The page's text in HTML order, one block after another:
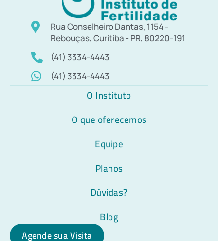
Rua Conselheiro Dantas, 1154 -
Rebouças, Curitiba - PR, 80220-191
(41) 3334-4443
(41) 3334-4443
O Instituto
O que oferecemos
Equipe
Planos
Dúvidas?
Blog
Agende sua Visita